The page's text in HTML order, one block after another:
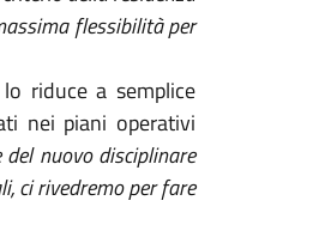
flessibilità per
riduce a semplice
nei piani operativi
nuovo disciplinare
ci rivedremo per fare